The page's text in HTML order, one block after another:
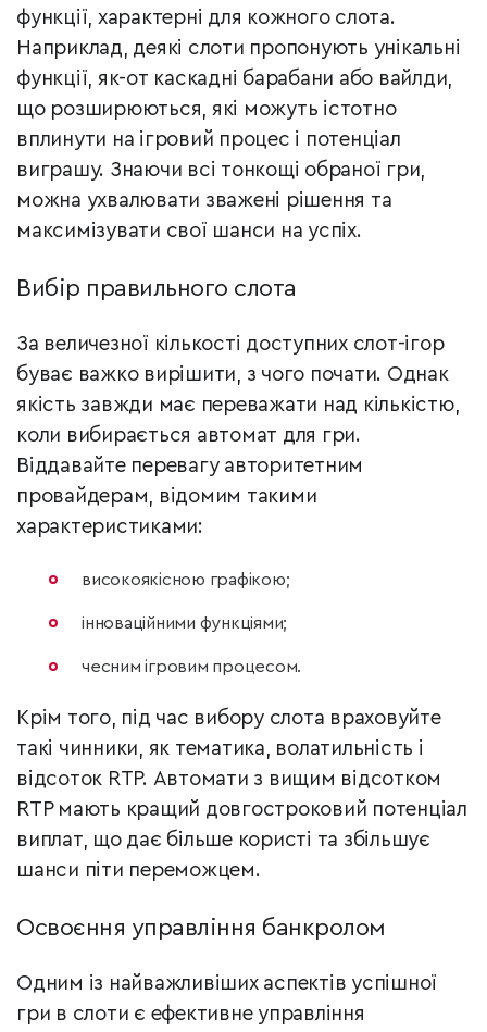
функції, характерні для кожного слота.
Наприклад, деякі слоти пропонують унікальні
функції, як-от каскадні барабани або вайлди,
що розширюються, які можуть істотно
вплинути на ігровий процес і потенціал
виграшу. Знаючи всі тонкощі обраної гри,
можна ухвалювати зважені рішення та
максимізувати свої шанси на успіх.
Вибір правильного слота
За величезної кількості доступних слот-ігор
буває важко вирішити, з чого почати. Однак
якість завжди має переважати над кількістю,
коли вибирається автомат для гри.
Віддавайте перевагу авторитетним
провайдерам, відомим такими
характеристиками:
високоякісною графікою;
інноваційними функціями;
чесним ігровим процесом.
Крім того, під час вибору слота враховуйте
такі чинники, як тематика, волатильність і
відсоток RTP. Автомати з вищим відсотком
RTP мають кращий довгостроковий потенціал
виплат, що дає більше користі та збільшує
шанси піти переможцем.
Освоєння управління банкролом
Одним із найважливіших аспектів успішної
гри в слоти є ефективне управління